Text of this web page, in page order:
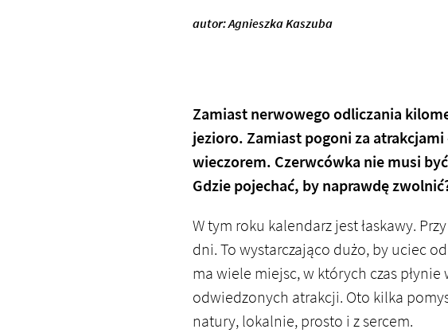
autor: Agnieszka Kaszuba
Zamiast nerwowego odliczania
jezioro. Zamiast pogoni za
wieczorem. Czerwcówka nie musi
Gdzie pojechać, by naprawdę
W tym roku kalendarz jest łaskawy.
dni. To wystarczająco dużo, by uciec
ma wiele miejsc, w których czas
odwiedzonych atrakcji. Oto kilka
natury, lokalnie, prosto i z sercem.